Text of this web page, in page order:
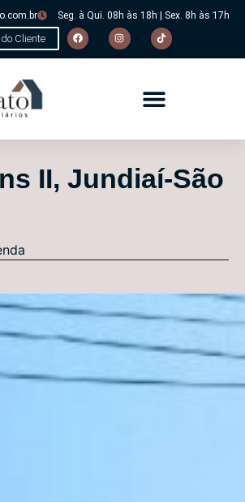
Seg. à Qui. 08h às 18h | Sex. 8h às 17h
Cliente
II, Jundiaí-São